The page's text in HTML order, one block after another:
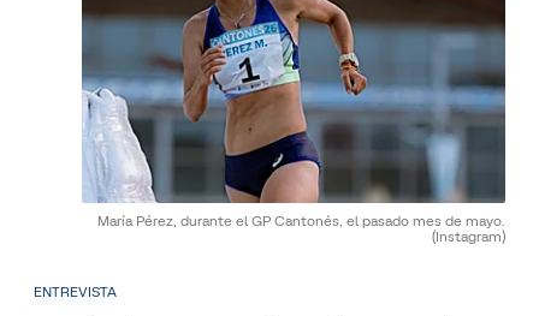
María Pérez, durante el GP Cantonés, el pasado mes de mayo.
(Instagram)
ENTREVISTA